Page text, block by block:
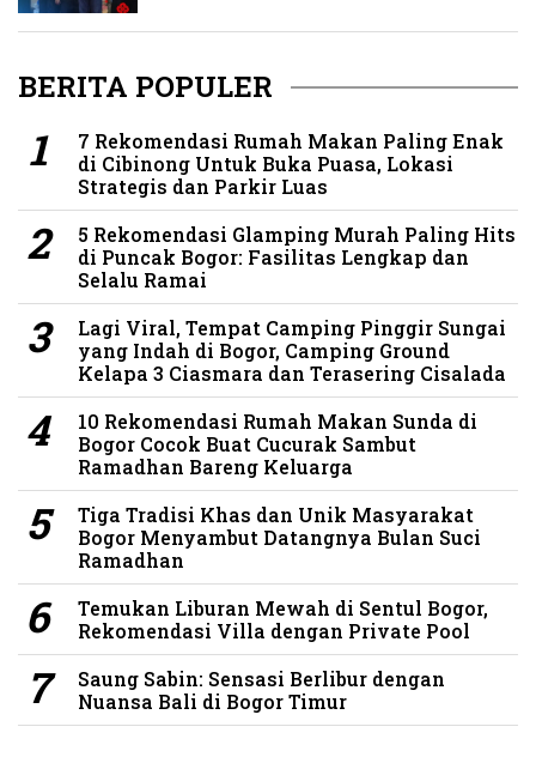
BERITA POPULER
7 Rekomendasi Rumah Makan Paling Enak
di Cibinong Untuk Buka Puasa, Lokasi
Strategis dan Parkir Luas
5 Rekomendasi Glamping Murah Paling Hits
di Puncak Bogor: Fasilitas Lengkap dan
Selalu Ramai
Lagi Viral, Tempat Camping Pinggir Sungai
yang Indah di Bogor, Camping Ground
Kelapa 3 Ciasmara dan Terasering Cisalada
10 Rekomendasi Rumah Makan Sunda di
Bogor Cocok Buat Cucurak Sambut
Ramadhan Bareng Keluarga
Tiga Tradisi Khas dan Unik Masyarakat
Bogor Menyambut Datangnya Bulan Suci
Ramadhan
Temukan Liburan Mewah di Sentul Bogor,
Rekomendasi Villa dengan Private Pool
Saung Sabin: Sensasi Berlibur dengan
Nuansa Bali di Bogor Timur